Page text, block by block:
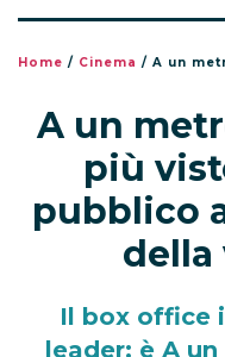
Home / Cinema / A un metro da te
A un
più
pubblico
della
Il box office
leader: è A